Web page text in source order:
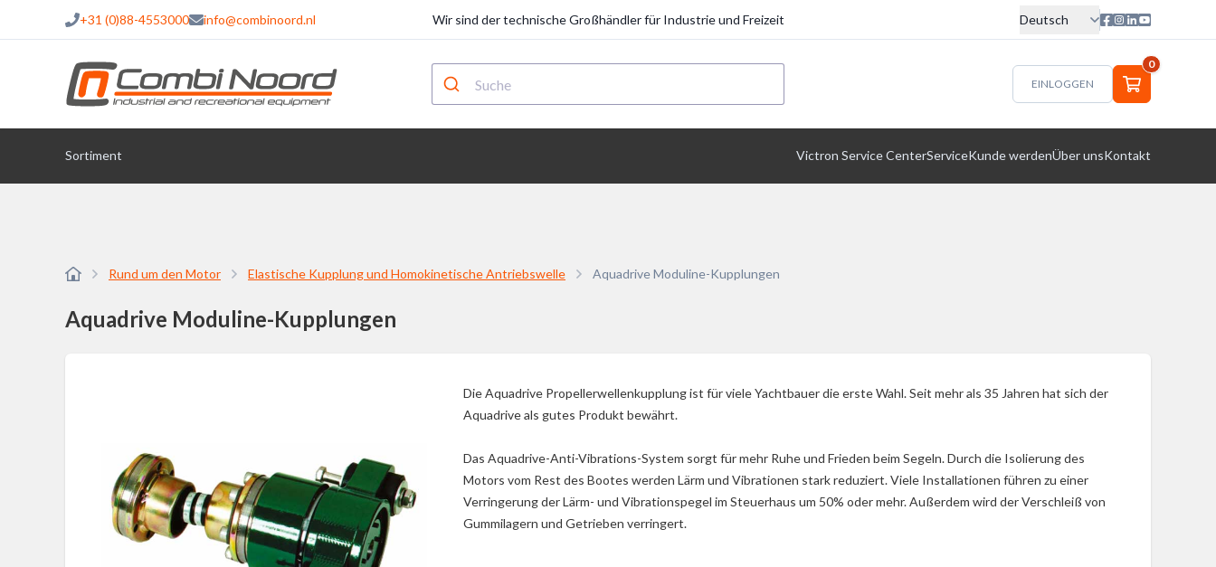
+31 (0)88-4553000 info@combinoord.nl Wir sind der technische Großhändler für Industrie und Freizeit Deutsch
EINLOGGEN
0
Sortiment Victron Service CenterServiceKunde werdenÜber unsKontakt
Rund um den Motor Elastische Kupplung und Homokinetische Antriebswelle Aquadrive Moduline-Kupplungen
Aquadrive Moduline-Kupplungen
Die Aquadrive Propellerwellenkupplung ist für viele Yachtbauer die erste Wahl. Seit mehr als 35 Jahren hat sich der
Aquadrive als gutes Produkt bewährt.
Das Aquadrive-Anti-Vibrations-System sorgt für mehr Ruhe und Frieden beim Segeln. Durch die Isolierung des
Motors vom Rest des Bootes werden Lärm und Vibrationen stark reduziert. Viele Installationen führen zu einer
Verringerung der Lärm- und Vibrationspegel im Steuerhaus um 50% oder mehr. Außerdem wird der Verschleiß von
Gummilagern und Getrieben verringert.